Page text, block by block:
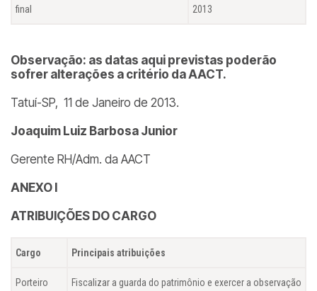
final 2013
Observação: as datas aqui previstas poderão
sofrer alterações a critério da AACT.
Tatuí-SP, 11 de Janeiro de 2013.
Joaquim Luiz Barbosa Junior
Gerente RH/Adm. da AACT
ANEXO I
ATRIBUIÇÕES DO CARGO
Cargo Principais atribuições
Porteiro
Fiscalizar a guarda do patrimônio e exercer a observação